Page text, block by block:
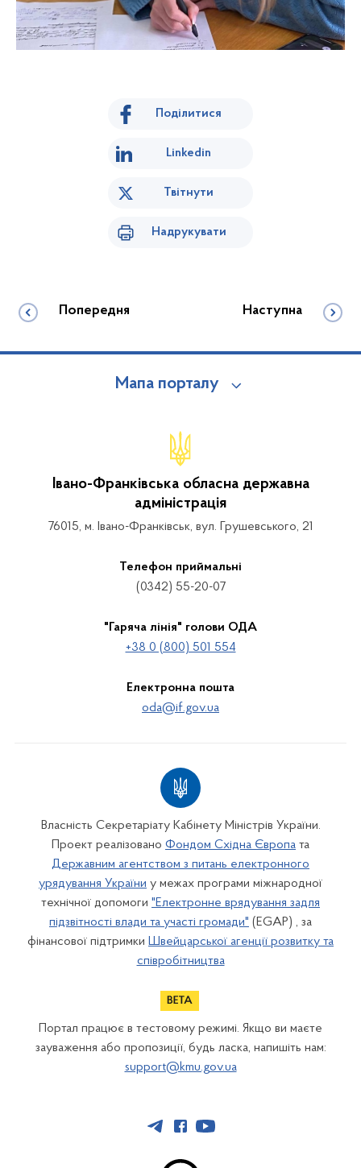
Поділитися
Linkedin
Твітнути
Надрукувати
Попередня Наступна
Мапа порталу
Івано-Франківська обласна державна
адміністрація
76015, м. Івано-Франківськ, вул. Грушевського, 21
Телефон приймальні
(0342) 55-20-07
"Гаряча лінія" голови ОДА
+38 0 (800) 501 554
Електронна пошта
oda@if.gov.ua
Власність Секретаріату Кабінету Міністрів України.
Проект реалізовано Фондом Східна Європа та
Державним агентством з питань електронного
урядування України у межах програми міжнародної
технічної допомоги "Електронне врядування задля
підзвітності влади та участі громади" (EGAP) , за
фінансової підтримки Швейцарської агенції розвитку та
співробітництва
Портал працює в тестовому режимі. Якщо ви маєте
зауваження або пропозиції, будь ласка, напишіть нам:
support@kmu.gov.ua